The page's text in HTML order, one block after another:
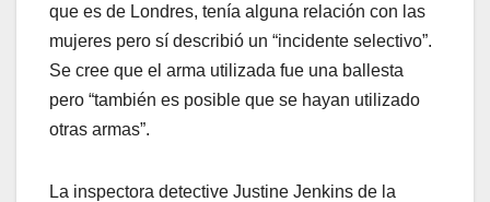
que es de Londres, tenía alguna relación con las
mujeres pero sí describió un “incidente selectivo”.
Se cree que el arma utilizada fue una ballesta
pero “también es posible que se hayan utilizado
otras armas”.
La inspectora detective Justine Jenkins de la